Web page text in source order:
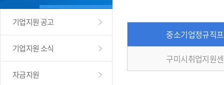
기업지원 공고
기업지원 소식
자금지원
중소기업정규직
구미시취업지원